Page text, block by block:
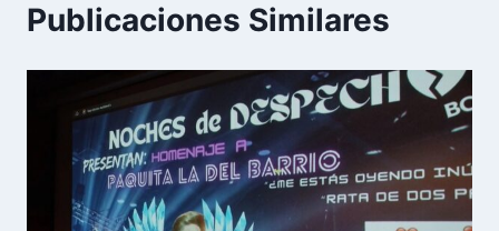
Publicaciones Similares